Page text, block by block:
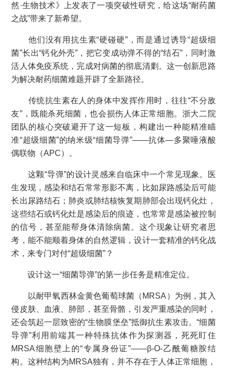
然·生物技术》上发表了一项突破性研究，给这场“耐药菌
之战”带来了新希望。
他们没有用抗生素“硬碰硬”，而是通过诱导“超级细
菌”长出“钙化外壳”，把它变成动弹不得的“结石”，同时激
活人体免疫系统，完成对病菌的彻底清剿。这一创新思路
为解决耐药细菌难题开辟了全新路径。
传统抗生素在人的身体中发挥作用时，往往“不分敌
友”，既能杀死细菌，也会损伤人体正常细胞。浙大二院
团队的核心突破避开了这一短板，构建出一种能精准瞄
准“超级细菌”的纳米级“细菌导弹”——抗体—多聚唾液酸
偶联物（APC）。
这颗“导弹”的设计灵感来自临床中一个常见现象。医
生发现，感染和结石常常形影不离，比如尿路感染后可能
长出尿路结石；肺炎或肺结核恢复期肺部会出现钙化灶，
这些结石或钙化灶是感染后的痕迹，也常常是感染被控制
的信号，甚至能帮身体清除病菌。这个现象让研究者思
考，能不能顺着身体的自然逻辑，设计一套精准的钙化战
术，来专门对付“超级细菌”？
设计这一“细菌导弹”的第一步任务是精准定位。
以耐甲氧西林金黄色葡萄球菌（MRSA）为例，其入
侵皮肤、血液、肺部，甚至骨骼，引发严重感染的同时，
还会筑起一层致密的“生物膜堡垒”抵御抗生素攻击。“细菌
导弹”利用前端其一种特殊抗体作为探测器，死死盯住
MRSA细胞壁上的“专属身份证”——β-O-乙酰葡糖胺结
构。这种结构为MRSA独有，并不存在于人体正常细胞，